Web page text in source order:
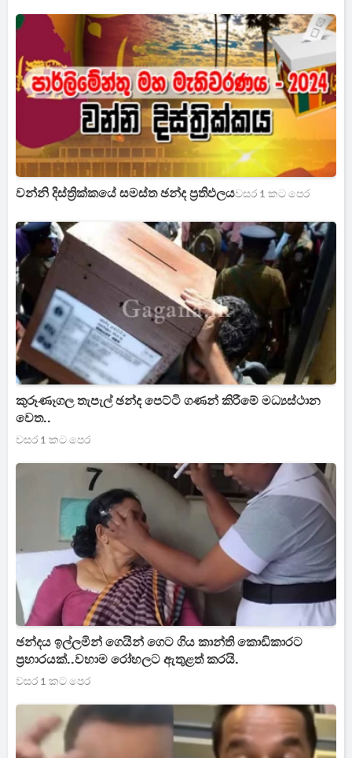
වන්නි දිස්ත්‍රික්කයේ සමස්ත ඡන්ද ප්‍රතිඵලයවසර 1 කට පෙර
කුරූණෑගල තැපැල් ඡන්ද පෙට්ටි ගණන් කිරීමේ මධ්‍යස්ථාන
වෙත..
වසර 1 කට පෙර
ඡන්දය ඉල්ලමින් ගෙයින් ගෙට ගිය කාන්ති කොඩිකාරට
ප්‍රහාරයක්..වහාම රෝහලට ඇතුළත් කරයි.
වසර 1 කට පෙර